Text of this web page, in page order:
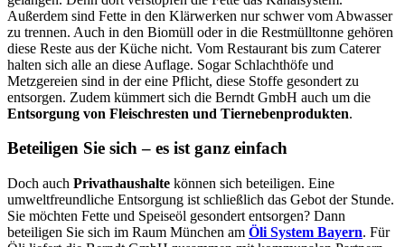
Außerdem sind Fette in den Klärwerken nur schwer vom Abwasser
zu trennen. Auch in den Biomüll oder in die Restmülltonne gehören
diese Reste aus der Küche nicht. Vom Restaurant bis zum Caterer
halten sich alle an diese Auflage. Sogar Schlachthöfe und
Metzgereien sind in der eine Pflicht, diese Stoffe gesondert zu
entsorgen. Zudem kümmert sich die Berndt GmbH auch um die
Entsorgung von Fleischresten und Tiernebenprodukten.
Beteiligen Sie sich – es ist ganz einfach
Doch auch Privathaushalte können sich beteiligen. Eine
umweltfreundliche Entsorgung ist schließlich das Gebot der Stunde.
Sie möchten Fette und Speiseöl gesondert entsorgen? Dann
beteiligen Sie sich im Raum München am Öli System Bayern. Für